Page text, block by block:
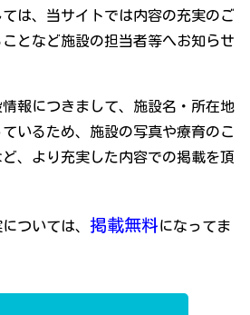
は、当サイトでは内容の充実のご
となど施設の担当者等へお知らせ
報につきまして、施設名・所在地
いるため、施設の写真や療育のこ
、より充実した内容での掲載を頂
ついては、 掲載無料になってま